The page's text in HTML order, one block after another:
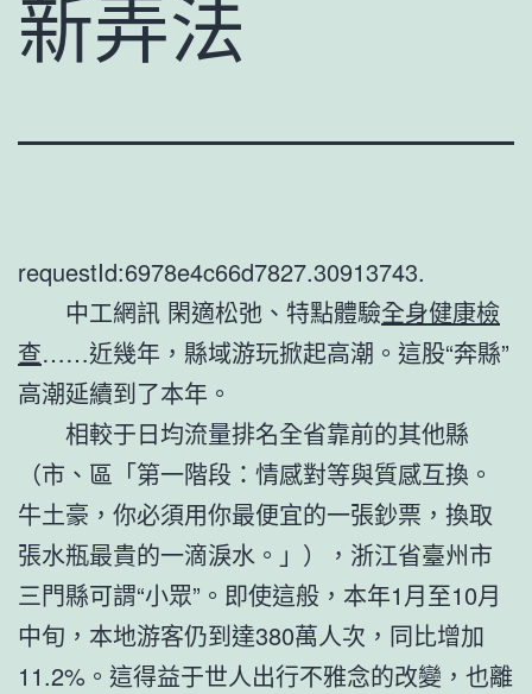
新弄法
requestId:6978e4c66d7827.30913743.
中工網訊 閑適松弛、特點體驗全身健康檢
查……近幾年，縣域游玩掀起高潮。這股“奔縣”
高潮延續到了本年。
相較于日均流量排名全省靠前的其他縣
（市、區「第一階段：情感對等與質感互換。
牛土豪，你必須用你最便宜的一張鈔票，換取
張水瓶最貴的一滴淚水。」），浙江省臺州市
三門縣可謂“小眾”。即使這般，本年1月至10月
中旬，本地游客仍到達380萬人次，同比增加
11.2%。這得益于世人出行不雅念的改變，也離